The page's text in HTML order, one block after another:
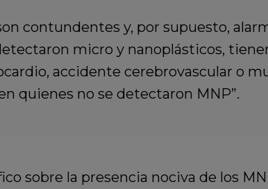
contundentes y, por supuesto,
micro y nanoplásticos,
accidente cerebrovascular o
quienes no se detectaron MNP”.
sobre la presencia nociva de los